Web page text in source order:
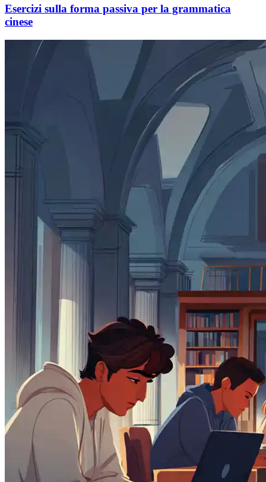
Esercizi sulla forma passiva per la grammatica
cinese